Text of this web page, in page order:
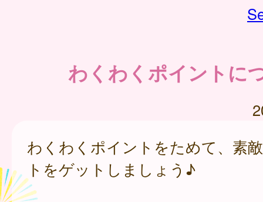
わくわくポイントに
わくわくポイントをためて、素
トをゲットしましょう♪